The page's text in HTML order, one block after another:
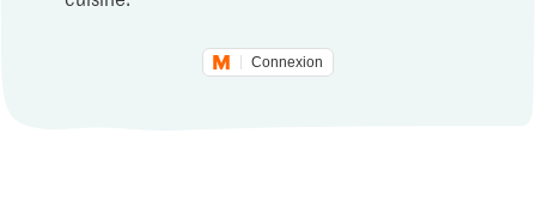
Connexion